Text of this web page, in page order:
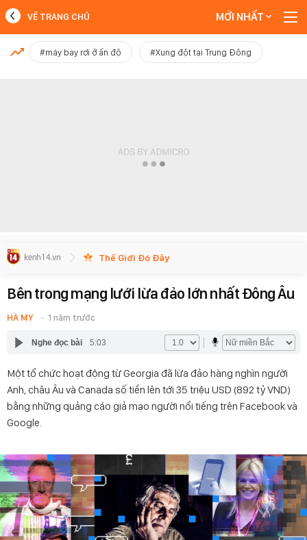
MỚI NHẤT
VỀ TRANG CHỦ MỚI NHẤT
#máy bay rơi ở ấn độ #Xung đột tại Trung Đông
Thế Giới Đó Đây
Bên trong mạng lưới lừa đảo lớn nhất Đông Âu
HÀ MY 1 năm trước
Nghe đọc bài 5:03
Một tổ chức hoạt động từ Georgia đã lừa đảo hàng nghìn người
Anh, châu Âu và Canada số tiền lên tới 35 triệu USD (892 tỷ VND)
bằng những quảng cáo giả mạo người nổi tiếng trên Facebook và
Google.